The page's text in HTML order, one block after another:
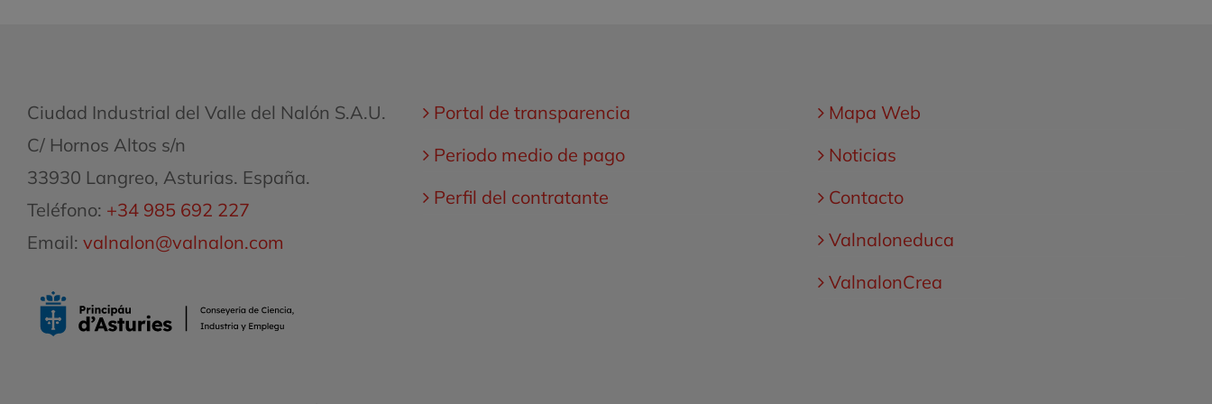
Ciudad Industrial del Valle del Nalón S.A.U.
C/ Hornos Altos s/n
33930 Langreo, Asturias. España.
Teléfono: +34 985 692 227
Email: valnalon@valnalon.com
Portal de transparencia
Periodo medio de pago
Perfil del contratante
Mapa Web
Noticias
Contacto
Valnaloneduca
ValnalonCrea